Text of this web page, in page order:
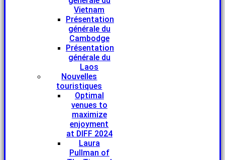
Vietnam
Présentation
générale du
Cambodge
Présentation
générale du
Laos
Nouvelles
touristiques
Optimal
venues to
maximize
enjoyment
at DIFF 2024
Laura
Pullman of